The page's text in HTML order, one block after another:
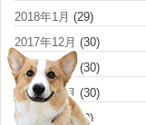
2018年1月 (29)
2017年12月 (30)
2017年11月(30)
2017年10月 (30)
2017年9月(19)